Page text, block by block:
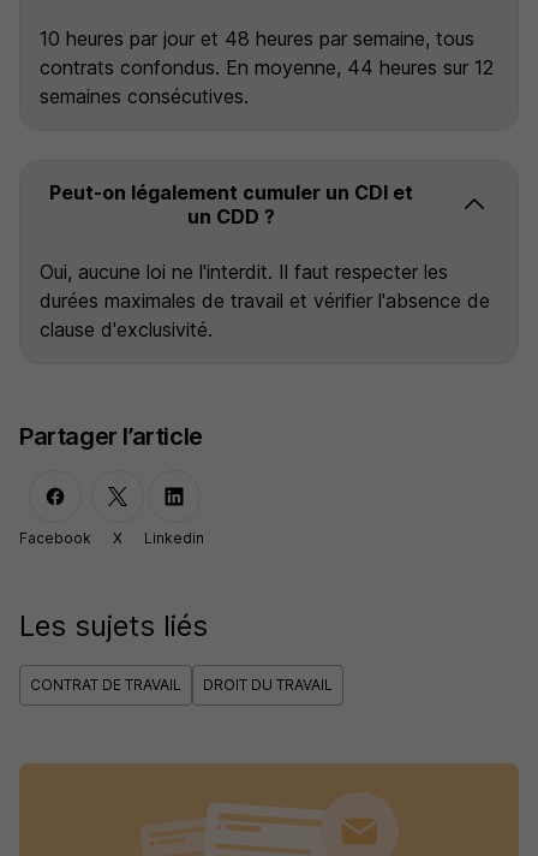
10 heures par jour et 48 heures par semaine, tous
contrats confondus. En moyenne, 44 heures sur 12
semaines consécutives.
Peut-on légalement cumuler un CDI et
un CDD ?
Oui, aucune loi ne l'interdit. Il faut respecter les
durées maximales de travail et vérifier l'absence de
clause d'exclusivité.
Partager l’article
Facebook X Linkedin
Les sujets liés
CONTRAT DE TRAVAIL DROIT DU TRAVAIL